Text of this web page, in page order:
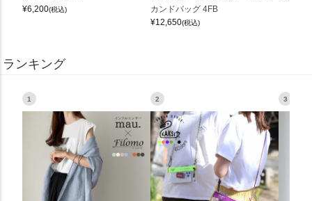
¥6,200(税込)
カンドバッグ 4FB
¥12,650(税込)
ランキング
1 2 3